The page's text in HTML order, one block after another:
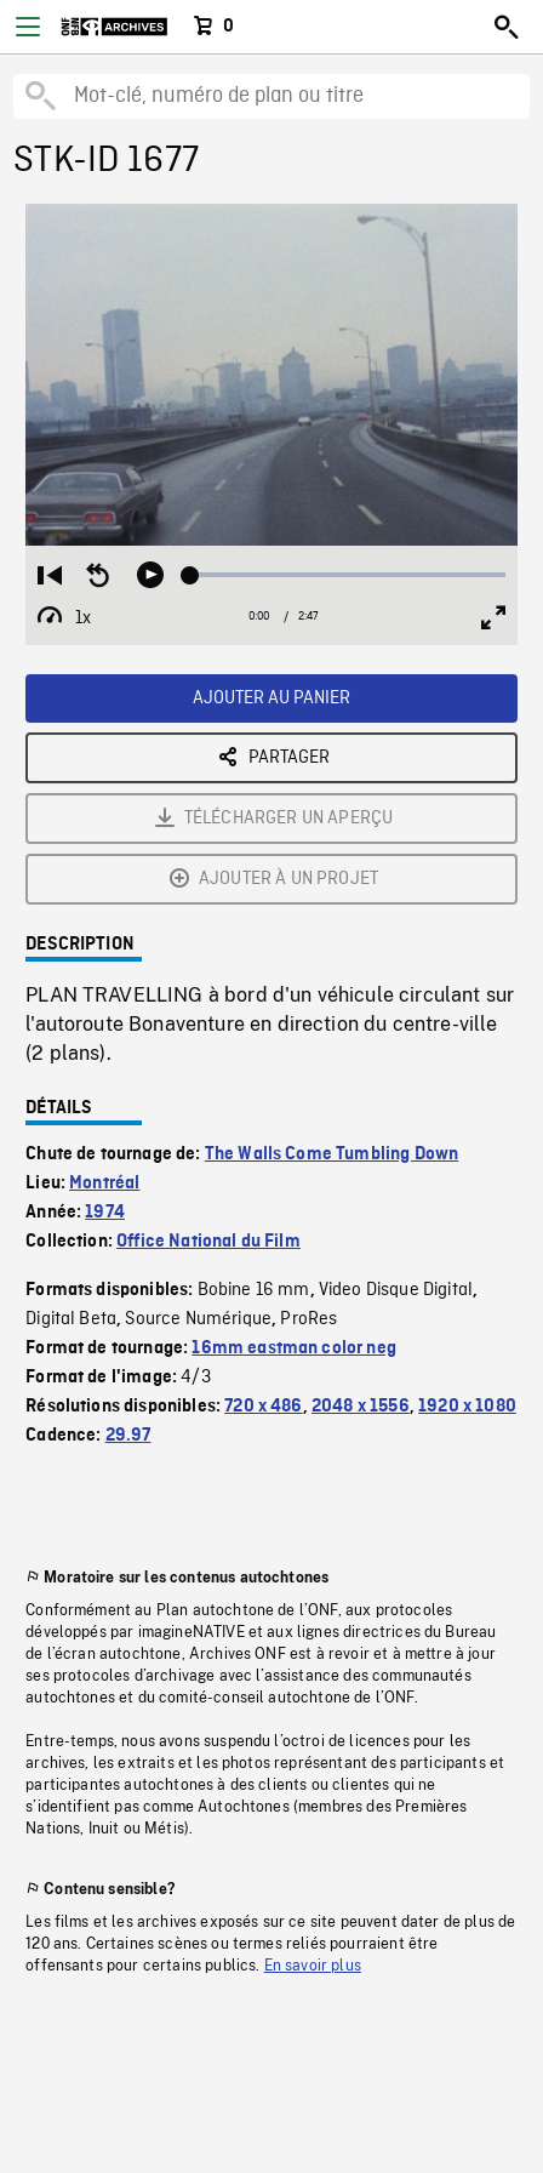
0
STK-ID 1677
Restart
from
beginning
Seek
Play Loaded:
1x
Playback
Current
0:00 / Duration
2:47
AJOUTER AU PANIER
PARTAGER
TÉLÉCHARGER UN APERÇU
AJOUTER À UN PROJET
DESCRIPTION
PLAN TRAVELLING à bord d'un véhicule circulant sur
l'autoroute Bonaventure en direction du centre-ville
(2 plans).
DÉTAILS
Chute de tournage de: The Walls Come Tumbling Down
Lieu: Montréal
Année:1974
Collection:Office National du Film
Formats disponibles: Bobine 16 mm, Video Disque Digital,
Digital Beta,Source Numérique, ProRes
Format de tournage:16mm eastman color neg
Format de l'image:4/3
Résolutions disponibles:720 x 486, 2048 x 1556,1920 x 1080
Cadence: 29.97
Moratoire sur les contenus autochtones
Conformément au Plan autochtone de l’ONF, aux protocoles
développés par imagineNATIVE et aux lignes directrices du Bureau
de l’écran autochtone, Archives ONF est à revoir et à mettre à jour
ses protocoles d’archivage avec l’assistance des communautés
autochtones et du comité-conseil autochtone de l’ONF.
Entre-temps, nous avons suspendu l’octroi de licences pour les
archives, les extraits et les photos représentant des participants et
participantes autochtones à des clients ou clientes qui ne
s’identifient pas comme Autochtones (membres des Premières
Nations, Inuit ou Métis).
Contenu sensible?
Les films et les archives exposés sur ce site peuvent dater de plus de
120 ans. Certaines scènes ou termes reliés pourraient être
offensants pour certains publics. En savoir plus